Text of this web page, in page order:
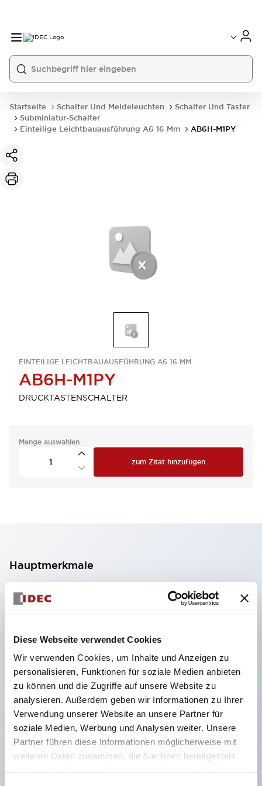
Diese Webseite verwendet Cookies
Wir verwenden Cookies, um Inhalte und Anzeigen zu
personalisieren, Funktionen für soziale Medien anbieten
zu können und die Zugriffe auf unsere Website zu
analysieren. Außerdem geben wir Informationen zu Ihrer
Verwendung unserer Website an unsere Partner für
soziale Medien, Werbung und Analysen weiter. Unsere
Partner führen diese Informationen möglicherweise mit
weiteren Daten zusammen, die Sie ihnen bereitgestellt
Startseite Schalter Und Meldeleuchten
Schalter Und Taster
Subminiatur-Schalter
Einteilige Leichtbauausführung A6 16 Mm
AB6H-M1PY
EINTEILIGE LEICHTBAUAUSFÜHRUNG A6 16 MM
AB6H-M1PY
DRUCKTASTENSCHALTER
Menge auswählen
zum Zitat hinzufügen
Hauptmerkmale
Geeignet für ein breites Anwendungsspektrum
von der Konsumelektronik bis zum FA-Bereich
Schutzarten IP40 und IP65 vollständig verfügbar
(IEC 60529)
UL- und CSA-zertifiziert. Entspricht EN (Europa)
Normen. CCC-zertifiziert (außer Anzeigeleuchten).
Mit speziellem Zubehör leicht auf Φ22 Flash-
Silhouette umstellbar